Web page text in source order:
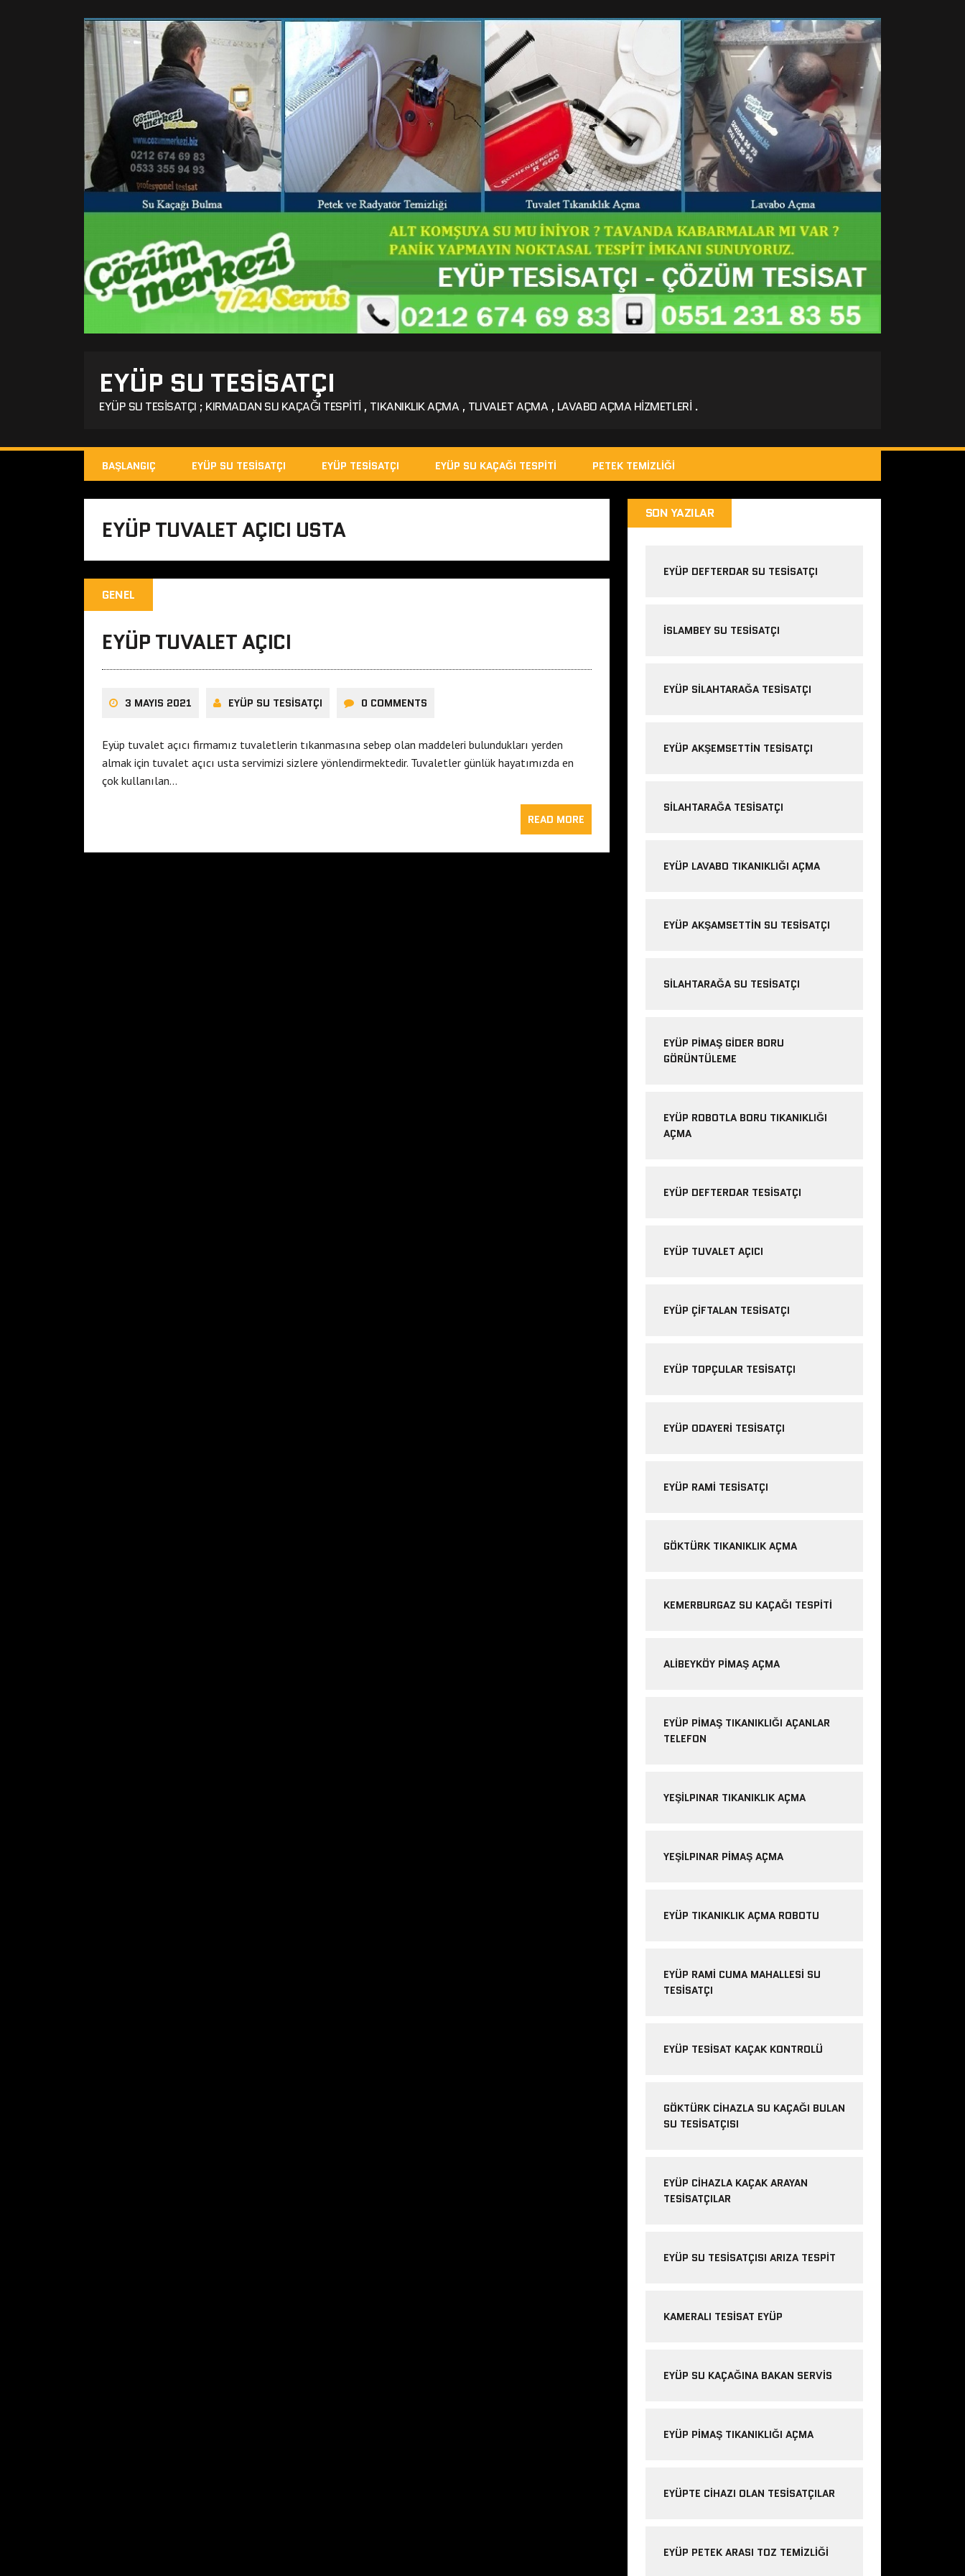
EYÜP SU TESISATÇI
EYÜP SU TESISATÇI ; KIRMADAN SU KAÇAĞI TESPITI , TIKANIKLIK AÇMA , TUVALET AÇMA , LAVABO AÇMA HIZMETLERI .
BAŞLANGIÇ EYÜP SU TESISATÇI EYÜP TESISATÇI EYÜP SU KAÇAĞI TESPITI PETEK TEMIZLIĞI
EYÜP TUVALET AÇICI USTA
GENEL
EYÜP TUVALET AÇICI
3 MAYIS 2021 EYÜP SU TESISATÇI 0 COMMENTS
Eyüp tuvalet açıcı firmamız tuvaletlerin tıkanmasına sebep olan maddeleri bulundukları yerden
almak için tuvalet açıcı usta servimizi sizlere yönlendirmektedir. Tuvaletler günlük hayatımızda en
çok kullanılan…
READ MORE
SON YAZILAR
EYÜP DEFTERDAR SU TESISATÇI
İSLAMBEY SU TESISATÇI
EYÜP SILAHTARAĞA TESISATÇI
EYÜP AKŞEMSETTIN TESISATÇI
SILAHTARAĞA TESISATÇI
EYÜP LAVABO TIKANIKLIĞI AÇMA
EYÜP AKŞAMSETTIN SU TESISATÇI
SILAHTARAĞA SU TESISATÇI
EYÜP PIMAŞ GIDER BORU
GÖRÜNTÜLEME
EYÜP ROBOTLA BORU TIKANIKLIĞI
AÇMA
EYÜP DEFTERDAR TESISATÇI
EYÜP TUVALET AÇICI
EYÜP ÇIFTALAN TESISATÇI
EYÜP TOPÇULAR TESISATÇI
EYÜP ODAYERI TESISATÇI
EYÜP RAMI TESISATÇI
GÖKTÜRK TIKANIKLIK AÇMA
KEMERBURGAZ SU KAÇAĞI TESPITI
ALIBEYKÖY PIMAŞ AÇMA
EYÜP PIMAŞ TIKANIKLIĞI AÇANLAR
TELEFON
YEŞILPINAR TIKANIKLIK AÇMA
YEŞILPINAR PIMAŞ AÇMA
EYÜP TIKANIKLIK AÇMA ROBOTU
EYÜP RAMI CUMA MAHALLESI SU
TESISATÇI
EYÜP TESISAT KAÇAK KONTROLÜ
GÖKTÜRK CIHAZLA SU KAÇAĞI BULAN
SU TESISATÇISI
EYÜP CIHAZLA KAÇAK ARAYAN
TESISATÇILAR
EYÜP SU TESISATÇISI ARIZA TESPIT
KAMERALI TESISAT EYÜP
EYÜP SU KAÇAĞINA BAKAN SERVIS
EYÜP PIMAŞ TIKANIKLIĞI AÇMA
EYÜPTE CIHAZI OLAN TESISATÇILAR
EYÜP PETEK ARASI TOZ TEMIZLIĞI